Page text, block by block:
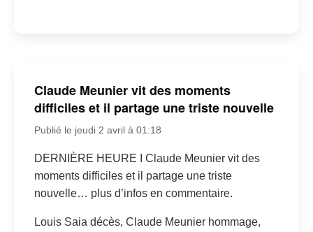
Claude Meunier vit des moments
difficiles et il partage une triste nouvelle
Publié le jeudi 2 avril à 01:18
DERNIÈRE HEURE I Claude Meunier vit des
moments difficiles et il partage une triste
nouvelle… plus d’infos en commentaire.
Louis Saia décès, Claude Meunier hommage,